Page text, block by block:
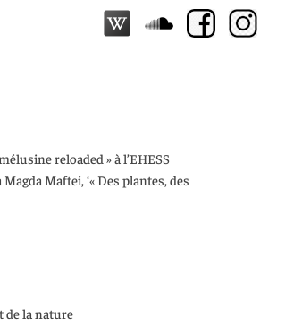
reloaded » à l’EHESS
Maftei, ‘« Des plantes, des
de la nature